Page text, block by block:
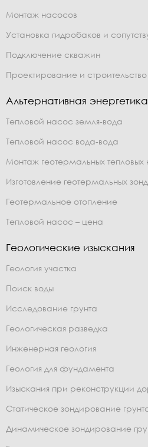
Монтаж насосов
Установка гидробаков и
Подключение скважин
Проектирование и
Альтернативная энергетика
Тепловой насос земля-вода
Тепловой насос вода-вода
Монтаж геотермальных тепловых
Изготовление геотермальных
Геотермальное отопление
Тепловой насос – цена
Геологические изыскания
Геология участка
Поиск воды
Исследование грунта
Геологическая разведка
Инженерная геология
Геология для фундамента
Изыскания при реконструкции
Статическое зондирование
Динамическое зондирование